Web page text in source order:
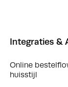
Integraties &
Online
huisstijl